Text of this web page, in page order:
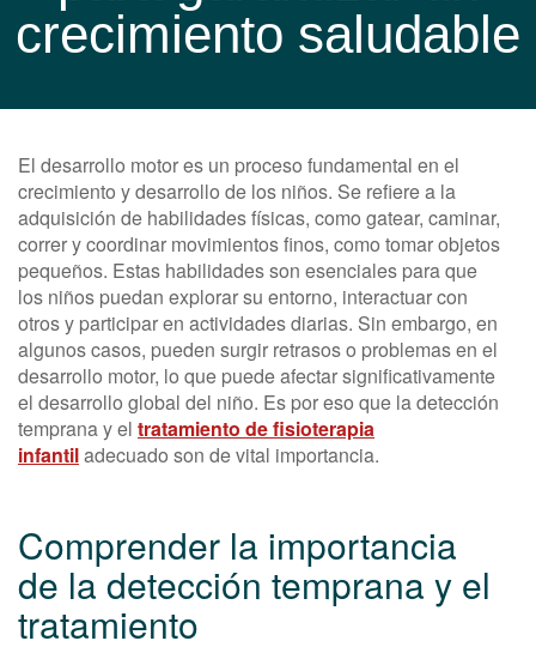
crecimiento saludable
El desarrollo motor es un proceso fundamental en el
crecimiento y desarrollo de los niños. Se refiere a la
adquisición de habilidades físicas, como gatear, caminar,
correr y coordinar movimientos finos, como tomar objetos
pequeños. Estas habilidades son esenciales para que
los niños puedan explorar su entorno, interactuar con
otros y participar en actividades diarias. Sin embargo, en
algunos casos, pueden surgir retrasos o problemas en el
desarrollo motor, lo que puede afectar significativamente
el desarrollo global del niño. Es por eso que la detección
temprana y el tratamiento de fisioterapia
infantiladecuado son de vital importancia.
Comprender la importancia
de la detección temprana y el
tratamiento